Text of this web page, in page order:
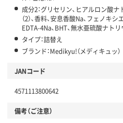
成分2：グリセリン、ヒアルロン酸ナ
（2）、香料、安息香酸Na、フェノキ
EDTA-4Na、BHT、無水亜硫酸ナト
タイプ：詰替え
ブランド：Medikyu!（メディキュッ）
JANコード
4571113800642
備考（ご注意）